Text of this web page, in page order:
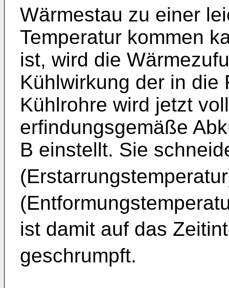
Wärmestau zu einer
Temperatur kommen
ist, wird die
Kühlwirkung der in die
Kühlrohre wird jetzt
erfindungsgemäße
B einstellt. Sie
ist damit auf das
geschrumpft.